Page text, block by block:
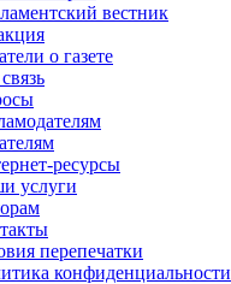
вестник
о газете
ресурсы
услуги
перепечатки
конфиденциальности